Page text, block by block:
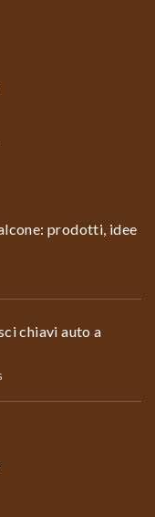
prodotti, idee
chiavi auto a